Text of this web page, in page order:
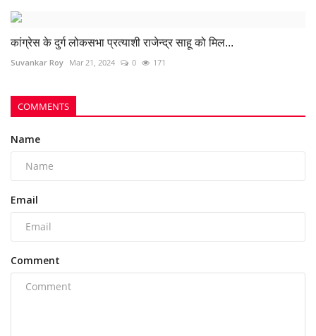
कांग्रेस के दुर्ग लोकसभा प्रत्याशी राजेन्द्र साहू को मिल...
Suvankar Roy Mar 21, 2024 0 171
COMMENTS
Name
Email
Comment